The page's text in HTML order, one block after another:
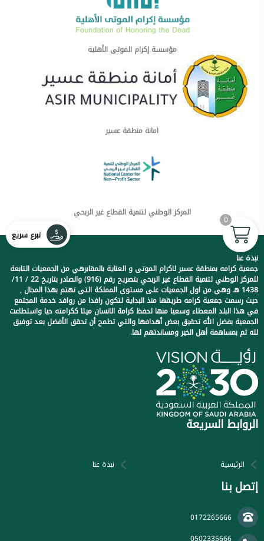
مؤسسة إكرام الموتى الأهلية
امانة منطقة عسير
المركز الوطني لتنمية القطاع غير الربحي
نبذة عنا
جمعية كرامه بمنطقة عسير لاكرام الموتى و العناية بالمقابرهي من الجمعيات التابعة
للمركز الوطني لتنمية القطاع غير الربحي بتصريح رقم (916) والصادر بتاريخ 22 / 11/
1438 هـ وهي من اول الجمعيات على مستوى المملكة التي تهتم بهذا المجال ,
حيث رسمت جمعية كرامه طريقها منذ البداية لتكون رافدا من روافد خدمة المجتمع
في هذا البلد المعطاء وسعيا منها لحفظ كرامة الانسان ميتا ككرامته حيا واستطاعت
الجمعية بفضل الله تحقيق بعض أهدافها والتي تطمح أن تحقق الأفضل بعد توفيق
لله ثم بمساهمة أهل الخير ومساندتهم لها.
الروابط السريعة
الرئيسية نبذة عنا
إتصل بنا
0172265666
تبرع سريع
0